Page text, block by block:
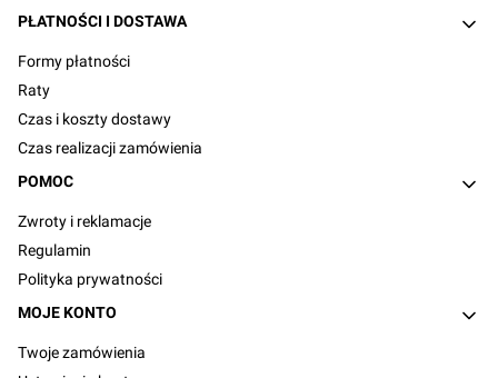
PŁATNOŚCI I DOSTAWA
Formy płatności
Raty
Czas i koszty dostawy
Czas realizacji zamówienia
POMOC
Zwroty i reklamacje
Regulamin
Polityka prywatności
MOJE KONTO
Twoje zamówienia